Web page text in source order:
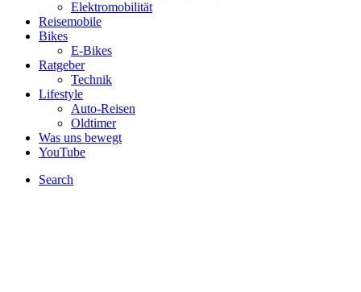
Elektromobilität
Reisemobile
Bikes
E-Bikes
Ratgeber
Technik
Lifestyle
Auto-Reisen
Oldtimer
Was uns bewegt
YouTube
Search